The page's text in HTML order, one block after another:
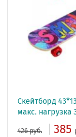
Скейтборд
макс. нагрузка
426 руб. 385